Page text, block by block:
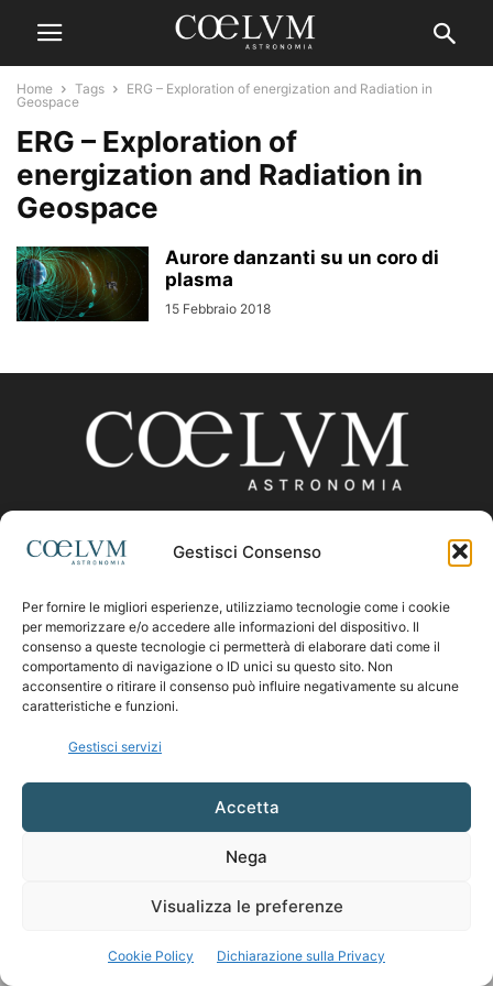
Gestisci Consenso
Per fornire le migliori esperienze, utilizziamo tecnologie come i cookie
per memorizzare e/o accedere alle informazioni del dispositivo. Il
consenso a queste tecnologie ci permetterà di elaborare dati come il
comportamento di navigazione o ID unici su questo sito. Non
acconsentire o ritirare il consenso può influire negativamente su alcune
caratteristiche e funzioni.
Gestisci servizi
Accetta
Nega
Visualizza le preferenze
Cookie Policy Dichiarazione sulla Privacy
Home Tags
ERG – Exploration of energization and Radiation in
Geospace
ERG – Exploration of
energization and Radiation in
Geospace
Aurore danzanti su un coro di
plasma
15 Febbraio 2018
CHI SIAMO
Contattaci:coelumastro@coelum.com
SEGUICI